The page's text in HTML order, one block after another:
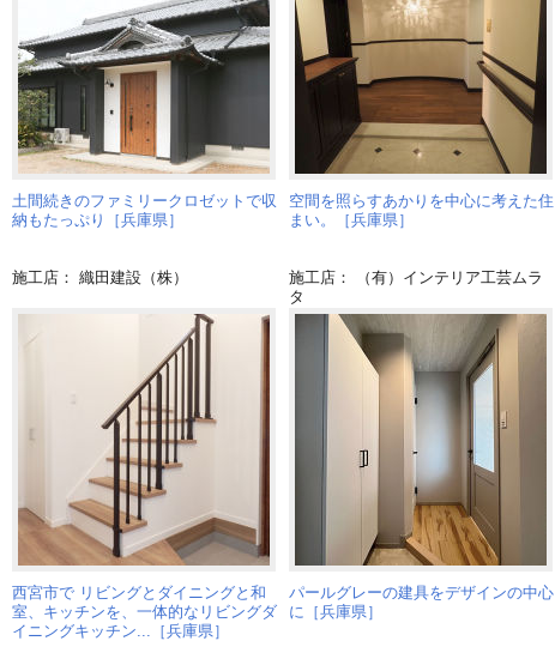
土間続きのファミリークロゼットで収
納もたっぷり［兵庫県］
施工店： 織田建設（株）
空間を照らすあかりを中心に考えた住
まい。［兵庫県］
施工店： （有）インテリア工芸ムラ
タ
西宮市で リビングとダイニングと和
室、キッチンを、一体的なリビングダ
イニングキッチン...［兵庫県］
パールグレーの建具をデザインの中心
に［兵庫県］